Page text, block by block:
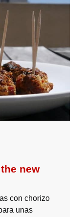
new
con chorizo
unas